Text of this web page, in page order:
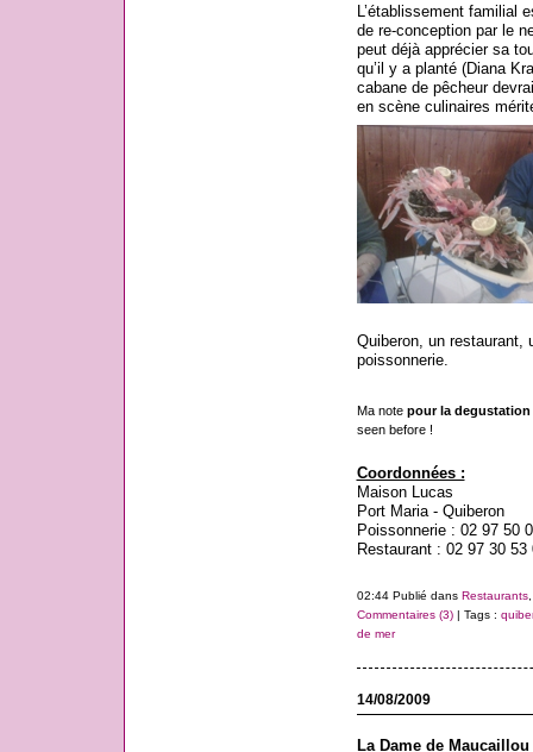
L’établissement familial
de re-conception par le
peut déjà apprécier sa
qu’il y a planté (Diana
cabane de pêcheur
en scène culinaires
Quiberon, un restaurant,
poissonnerie.
Ma note pour la degustation
seen before !
Coordonnées :
Maison Lucas
Port Maria - Quiberon
Poissonnerie : 02 97 50
Restaurant : 02 97 30 53
02:44 Publié dans Restaurants
Commentaires (3)| Tags :
de mer
14/08/2009
La Dame de Maucaillou